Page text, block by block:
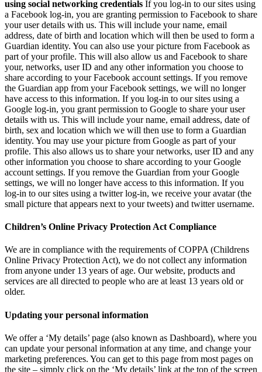
using social networking credentials If you log-in to our sites using
a Facebook log-in, you are granting permission to Facebook to share
your user details with us. This will include your name, email
address, date of birth and location which will then be used to form a
Guardian identity. You can also use your picture from Facebook as
part of your profile. This will also allow us and Facebook to share
your, networks, user ID and any other information you choose to
share according to your Facebook account settings. If you remove
the Guardian app from your Facebook settings, we will no longer
have access to this information. If you log-in to our sites using a
Google log-in, you grant permission to Google to share your user
details with us. This will include your name, email address, date of
birth, sex and location which we will then use to form a Guardian
identity. You may use your picture from Google as part of your
profile. This also allows us to share your networks, user ID and any
other information you choose to share according to your Google
account settings. If you remove the Guardian from your Google
settings, we will no longer have access to this information. If you
log-in to our sites using a twitter log-in, we receive your avatar (the
small picture that appears next to your tweets) and twitter username.
Children’s Online Privacy Protection Act Compliance
We are in compliance with the requirements of COPPA (Childrens
Online Privacy Protection Act), we do not collect any information
from anyone under 13 years of age. Our website, products and
services are all directed to people who are at least 13 years old or
older.
Updating your personal information
We offer a ‘My details’ page (also known as Dashboard), where you
can update your personal information at any time, and change your
marketing preferences. You can get to this page from most pages on
the site – simply click on the ‘My details’ link at the top of the screen